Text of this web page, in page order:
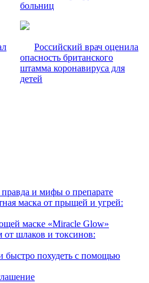
больниц
Российский врач оценила
опасность британского
штамма коронавируса для
детей
правда и мифы о препарате
маска от прыщей и угрей:
маске «Miracle Glow»
от шлаков и токсинов:
быстро похудеть с помощью